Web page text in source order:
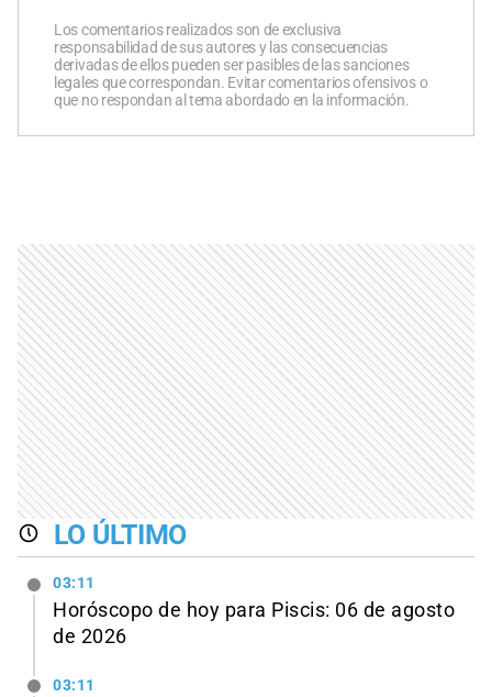
Los comentarios realizados son de exclusiva
responsabilidad de sus autores y las consecuencias
derivadas de ellos pueden ser pasibles de las sanciones
legales que correspondan. Evitar comentarios ofensivos o
que no respondan al tema abordado en la información.
LO ÚLTIMO
03:11
Horóscopo de hoy para Piscis: 06 de agosto
de 2026
03:11